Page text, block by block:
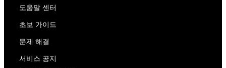
도움말 센터
초보 가이드
문제 해결
서비스 공지